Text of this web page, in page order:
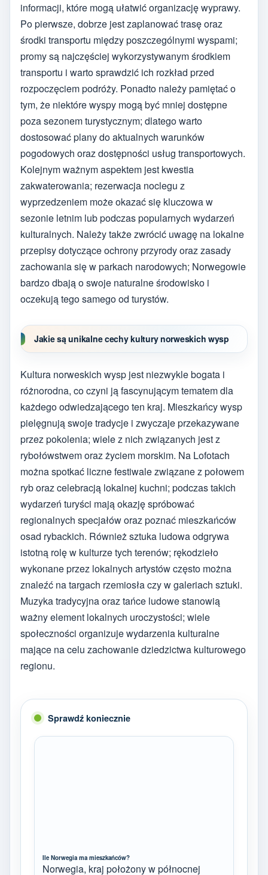
informacji, które mogą ułatwić organizację wyprawy.
Po pierwsze, dobrze jest zaplanować trasę oraz
środki transportu między poszczególnymi wyspami;
promy są najczęściej wykorzystywanym środkiem
transportu i warto sprawdzić ich rozkład przed
rozpoczęciem podróży. Ponadto należy pamiętać o
tym, że niektóre wyspy mogą być mniej dostępne
poza sezonem turystycznym; dlatego warto
dostosować plany do aktualnych warunków
pogodowych oraz dostępności usług transportowych.
Kolejnym ważnym aspektem jest kwestia
zakwaterowania; rezerwacja noclegu z
wyprzedzeniem może okazać się kluczowa w
sezonie letnim lub podczas popularnych wydarzeń
kulturalnych. Należy także zwrócić uwagę na lokalne
przepisy dotyczące ochrony przyrody oraz zasady
zachowania się w parkach narodowych; Norwegowie
bardzo dbają o swoje naturalne środowisko i
oczekują tego samego od turystów.
Jakie są unikalne cechy kultury norweskich wysp
Kultura norweskich wysp jest niezwykle bogata i
różnorodna, co czyni ją fascynującym tematem dla
każdego odwiedzającego ten kraj. Mieszkańcy wysp
pielęgnują swoje tradycje i zwyczaje przekazywane
przez pokolenia; wiele z nich związanych jest z
rybołówstwem oraz życiem morskim. Na Lofotach
można spotkać liczne festiwale związane z połowem
ryb oraz celebracją lokalnej kuchni; podczas takich
wydarzeń turyści mają okazję spróbować
regionalnych specjałów oraz poznać mieszkańców
osad rybackich. Również sztuka ludowa odgrywa
istotną rolę w kulturze tych terenów; rękodzieło
wykonane przez lokalnych artystów często można
znaleźć na targach rzemiosła czy w galeriach sztuki.
Muzyka tradycyjna oraz tańce ludowe stanowią
ważny element lokalnych uroczystości; wiele
społeczności organizuje wydarzenia kulturalne
mające na celu zachowanie dziedzictwa kulturowego
regionu.
Sprawdź koniecznie
Ile Norwegia ma mieszkańców?
Norwegia, kraj położony w północnej